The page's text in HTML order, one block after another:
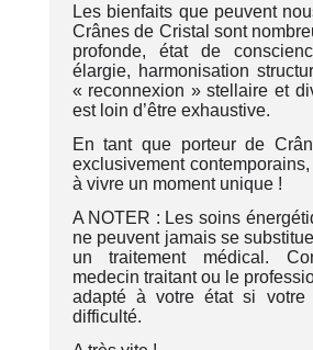
Les bienfaits que peuvent
Crânes de Cristal sont
profonde, état de
élargie, harmonisation
« reconnexion » stellaire et
est loin d’être exhaustive.
En tant que porteur de
exclusivement
à vivre un moment unique !
A NOTER : Les soins
ne peuvent jamais se
un traitement médical.
medecin traitant ou le
adapté à votre état si votre
difficulté.